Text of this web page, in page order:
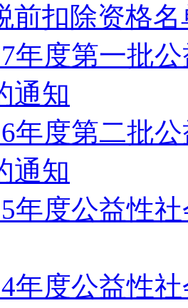
前扣除资格
年度第一批
通知
年度第二批
通知
年度公益性
年度公益性